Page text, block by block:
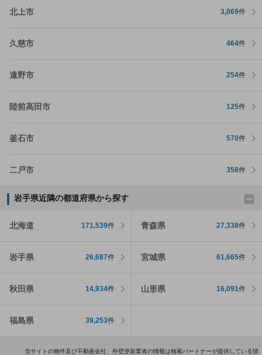
北上市 3,069件
久慈市 464件
遠野市 254件
陸前高田市 125件
釜石市 570件
二戸市 358件
岩手県近隣の都道府県から探す
北海道 171,539件 青森県 27,338件
岩手県 26,687件 宮城県 61,665件
秋田県 14,934件 山形県 16,091件
福島県 39,253件
当サイトの物件及び不動産会社、外壁塗装業者の情報は検索パートナーが提供している情